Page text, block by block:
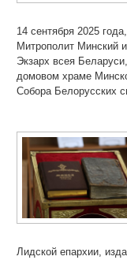
14 сентября 2025
Митрополит Минский
Экзарх всея
домовом храме
Собора Белорусских
Лидской епархии,